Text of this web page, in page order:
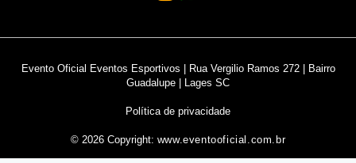
Evento Oficial Eventos Esportivos | Rua Vergilio Ramos 272 | Bairro
Guadalupe | Lages SC
Política de privacidade
© 2026 Copyright: www.eventooficial.com.br